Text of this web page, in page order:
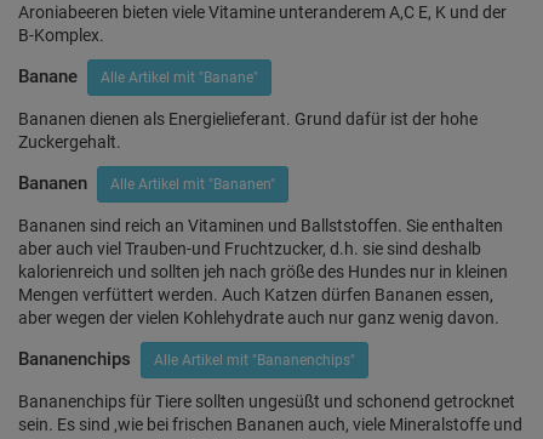
Aroniabeeren bieten viele Vitamine unteranderem A,C E, K und der
B-Komplex.
Banane Alle Artikel mit "Banane"
Bananen dienen als Energielieferant. Grund dafür ist der hohe
Zuckergehalt.
Bananen Alle Artikel mit "Bananen"
Bananen sind reich an Vitaminen und Ballststoffen. Sie enthalten
aber auch viel Trauben-und Fruchtzucker, d.h. sie sind deshalb
kalorienreich und sollten jeh nach größe des Hundes nur in kleinen
Mengen verfüttert werden. Auch Katzen dürfen Bananen essen,
aber wegen der vielen Kohlehydrate auch nur ganz wenig davon.
Bananenchips Alle Artikel mit "Bananenchips"
Bananenchips für Tiere sollten ungesüßt und schonend getrocknet
sein. Es sind ,wie bei frischen Bananen auch, viele Mineralstoffe und